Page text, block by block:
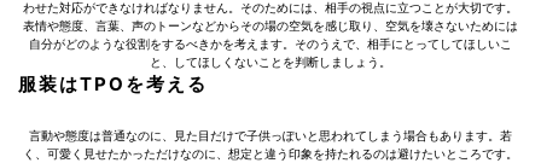
わせた対応ができなければなりません。そのためには、相手の視点に立つことが大切です。
表情や態度、言葉、声のトーンなどからその場の空気を感じ取り、空気を壊さないためには
自分がどのような役割をするべきかを考えます。そのうえで、相手にとってしてほしいこ
と、してほしくないことを判断しましょう。
服装はTPOを考える
言動や態度は普通なのに、見た目だけで子供っぽいと思われてしまう場合もあります。若
く、可愛く見せたかっただけなのに、想定と違う印象を持たれるのは避けたいところです。